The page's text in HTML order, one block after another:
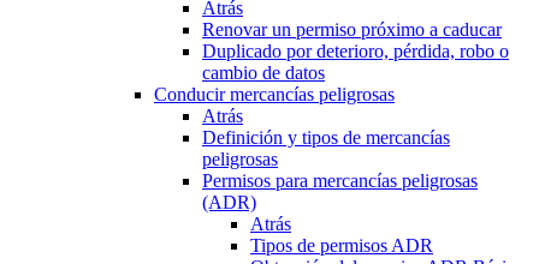
Atrás
Renovar un permiso próximo a caducar
Duplicado por deterioro, pérdida, robo o
cambio de datos
Conducir mercancías peligrosas
Atrás
Definición y tipos de mercancías
peligrosas
Permisos para mercancías peligrosas
(ADR)
Atrás
Tipos de permisos ADR